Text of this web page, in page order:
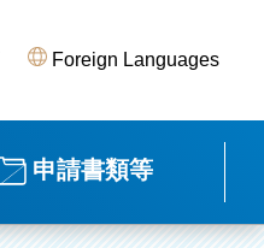
Foreign Languages
申請書類等